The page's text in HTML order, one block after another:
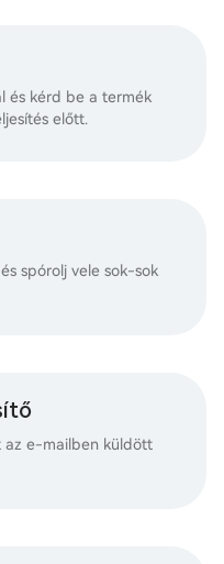
és kérd be a termék
előtt.
spórolj vele sok-sok
az e-mailben küldött